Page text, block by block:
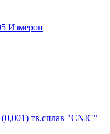
Измерон
тв.сплав "CNIC"